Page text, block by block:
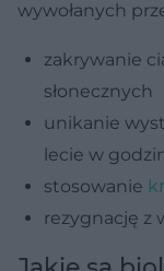
wywołanych
zakrywanie
słonecznych
unikanie
lecie w
stosowanie
rezygnację z